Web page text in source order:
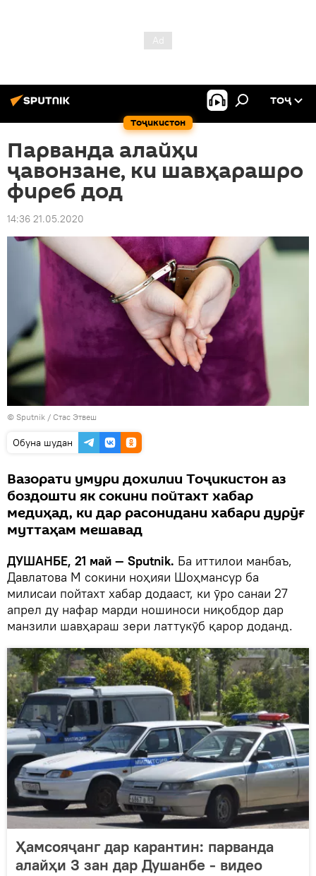
Тоҷикистон
ТОҶ
Парванда алайҳи
ҷавонзане, ки шавҳарашро
фиреб дод
14:36 21.05.2020
© Sputnik / Стас Этвеш
Обуна шудан
Вазорати умури дохилии Тоҷикистон аз
боздошти як сокини пойтахт хабар
медиҳад, ки дар расонидани хабари дурӯғ
муттаҳам мешавад
ДУШАНБЕ, 21 май — Sputnik. Ба иттилои манбаъ,
Давлатова М сокини ноҳияи Шоҳмансур ба
милисаи пойтахт хабар додааст, ки ӯро санаи 27
апрел ду нафар марди ношиноси ниқобдор дар
манзили шавҳараш зери латтукӯб қарор доданд.
Ҳамсояҷанг дар карантин: парванда
алайҳи 3 зан дар Душанбе - видео